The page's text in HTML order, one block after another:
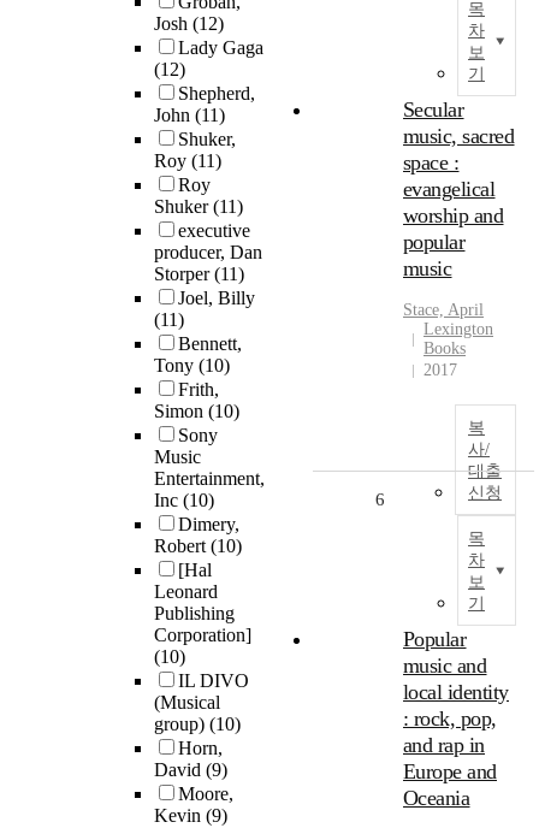
Josh (12)
Lady Gaga
(12)
Shepherd,
John (11)
Shuker,
Roy (11)
Roy
Shuker(11)
executive
producer, Dan
Storper(11)
Joel, Billy
(11)
Bennett,
Tony (10)
Frith,
Simon (10)
Sony
Music
Entertainment,
Inc (10)
Dimery,
Robert(10)
[Hal
Leonard
Publishing
Corporation]
(10)
IL DIVO
(Musical
group) (10)
Horn,
David (9)
Moore,
Kevin (9)
목
차
보
기
Secular
music, sacred
space :
evangelical
worship and
popular
music
Stace, April
Lexington
Books
2017
복
사/
대출
신청
목
차
보
기
6
Popular
music and
local identity
: rock, pop,
and rap in
Europe and
Oceania